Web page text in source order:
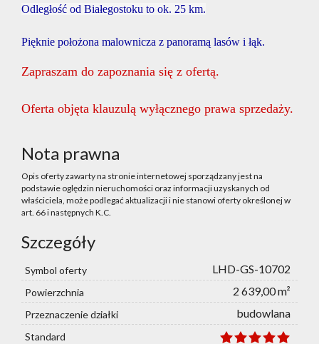
Odległość od Białegostoku to ok. 25 km.
Pięknie położona malownicza z panoramą lasów i łąk.
Zapraszam do zapoznania się z ofertą.
Oferta objęta klauzulą wyłącznego prawa sprzedaży.
Nota prawna
Opis oferty zawarty na stronie internetowej sporządzany jest na
podstawie oględzin nieruchomości oraz informacji uzyskanych od
właściciela, może podlegać aktualizacji i nie stanowi oferty określonej w
art. 66 i następnych K.C.
Szczegóły
Symbol oferty LHD-GS-10702
Powierzchnia 2 639,00 m²
Przeznaczenie działki budowlana
Standard